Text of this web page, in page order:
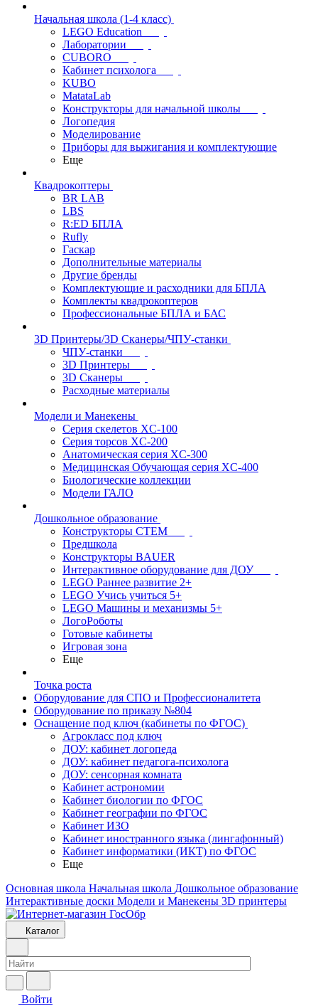
Начальная школа (1-4 класс)
LEGO Education
Лаборатории
CUBORO
Кабинет психолога
KUBO
MatataLab
Конструкторы для начальной школы
Логопедия
Моделирование
Приборы для выжигания и комплектующие
Еще
Квадрокоптеры
BR LAB
LBS
R:ED БПЛА
Rufly
Гаскар
Дополнительные материалы
Другие бренды
Комплектующие и расходники для БПЛА
Комплекты квадрокоптеров
Профессиональные БПЛА и БАС
3D Принтеры/3D Сканеры/ЧПУ-станки
ЧПУ-станки
3D Принтеры
3D Сканеры
Расходные материалы
Модели и Манекены
Серия скелетов XC-100
Серия торсов XC-200
Анатомическая серия XC-300
Медицинская Обучающая серия XC-400
Биологические коллекции
Модели ГАЛО
Дошкольное образование
Конструкторы СТЕМ
Предшкола
Конструкторы BAUER
Интерактивное оборудование для ДОУ
LEGO Раннее развитие 2+
LEGO Учись учиться 5+
LEGO Машины и механизмы 5+
ЛогоРоботы
Готовые кабинеты
Игровая зона
Еще
Точка роста
Оборудование для СПО и Профессионалитета
Оборудование по приказу №804
Оснащение под ключ (кабинеты по ФГОС)
Агрокласс под ключ
ДОУ: кабинет логопеда
ДОУ: кабинет педагога-психолога
ДОУ: сенсорная комната
Кабинет астрономии
Кабинет биологии по ФГОС
Кабинет географии по ФГОС
Кабинет ИЗО
Кабинет иностранного языка (лингафонный)
Кабинет информатики (ИКТ) по ФГОС
Еще
Основная школа Начальная школа Дошкольное образование
Интерактивные доски Модели и Манекены 3D принтеры
Каталог
Войти